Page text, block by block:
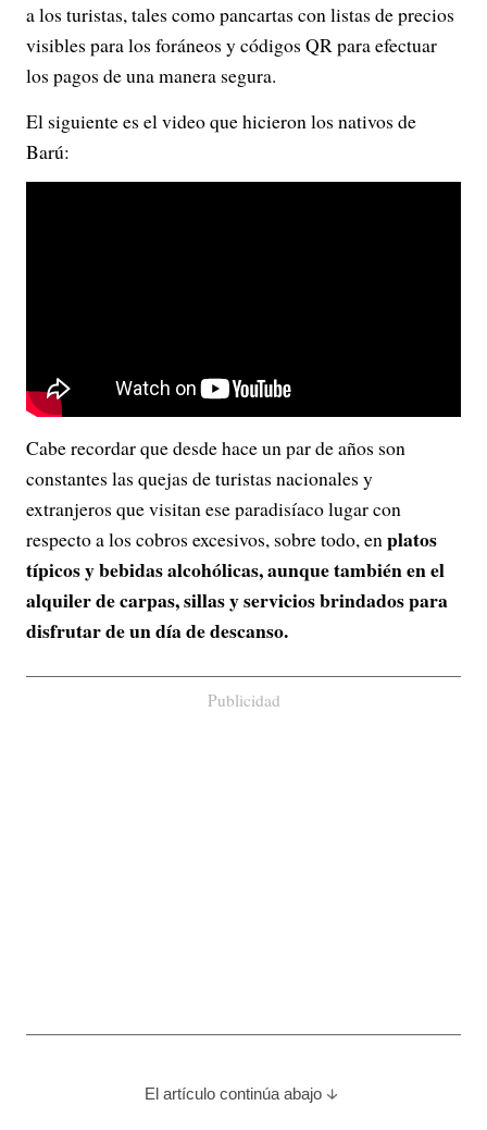
a los turistas, tales como pancartas con listas de precios
visibles para los foráneos y códigos QR para efectuar
los pagos de una manera segura.
El siguiente es el video que hicieron los nativos de
Barú:
Cabe recordar que desde hace un par de años son
constantes las quejas de turistas nacionales y
extranjeros que visitan ese paradisíaco lugar con
respecto a los cobros excesivos, sobre todo, enplatos
típicos y bebidas alcohólicas, aunque también en el
alquiler de carpas, sillas y servicios brindados para
disfrutar de un día de descanso.
Publicidad
El artículo continúa abajo